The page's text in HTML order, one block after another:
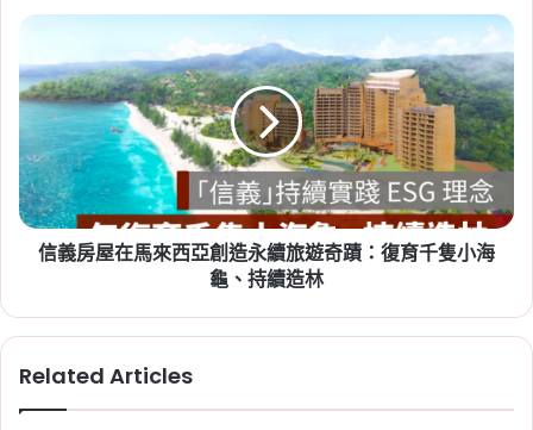
2026-07-20
新竹人注意！竹科旁將新增 838
戶社宅，「金城安居」預計
2029 年完工
Tag:新竹,新竹市,新竹縣,社會住宅,社會住宅
生
區
公
寓，
來
獲
利
信
房
屋
馬
來
西
亞
遊
信義房屋在馬來西亞創造永續旅遊奇蹟：復育千隻小海
龜、持續造林
Related Articles